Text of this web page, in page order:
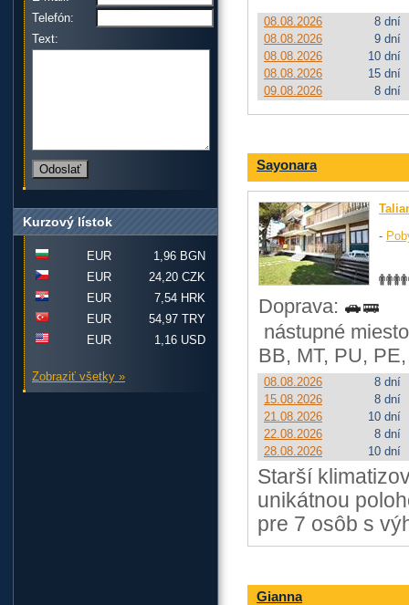
08.08.2026
8 dní
08.08.2026
9 dní
08.08.2026
10 dní
08.08.2026
15 dní
09.08.2026
8 dní
Sayonara
-
Doprava:
nástupné
BB, MT, PU,
08.08.2026
8 dní
15.08.2026
8 dní
21.08.2026
10 dní
22.08.2026
8 dní
28.08.2026
10 dní
Starší
unikátnou
pre 7 osôb s
Gianna
Telefón:
Text:
Kurzový lístok
EUR
1,96 BGN
EUR
24,20 CZK
EUR
7,54 HRK
EUR
54,97 TRY
EUR
1,16 USD
Zobraziť všetky »